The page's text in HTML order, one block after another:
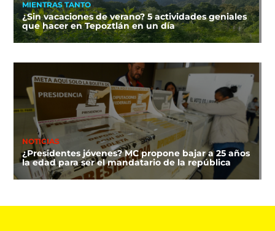
MIENTRAS TANTO
¿Sin vacaciones de verano? 5 actividades geniales
que hacer en Tepoztlán en un día
NOTICIAS
¿Presidentes jóvenes? MC propone bajar a 25 años
la edad para ser el mandatario de la república